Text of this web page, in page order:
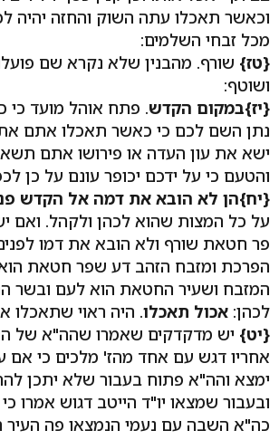
וכאשר תאכלו עתה השוק והחזה יהיה
מכל זבחי השלמים:
{טז} שורף. מהבנין שלא נקרא שם
ושוטף:
{יז}במקום הקדש. פתח אוהל מועד כי
נתן השם לכם כי כאשר תאכלו אתם
ישא את עון העדה או פירושו אתם
והטעם כי על ידכם יכופר עונם על כן
{יח}הן לא הובא את דמה אל הקדש
על כל המצות שהוא לכהן ולקהל. ואם
פר חטאת שורף ולא הובא את דמו
הפרכת ומזבח הזהב דע שפר חטאת
המזבח ושעיר החטאת הוא לעם ובשר
לכהן: אכול תאכלו. היה ראוי שתאכלו
{יט} יש מדקדקים שאמרו שהה"א של
אחריו דגש עם אחד מהז' מלכים כי אם
ימצא והה"א פתוח בעבור שלא יתכן
ובעבור שמצאו יו"ד הייטב דגוש אמרו
כה"א השבה עם נעמי הנמצאו פה העיר